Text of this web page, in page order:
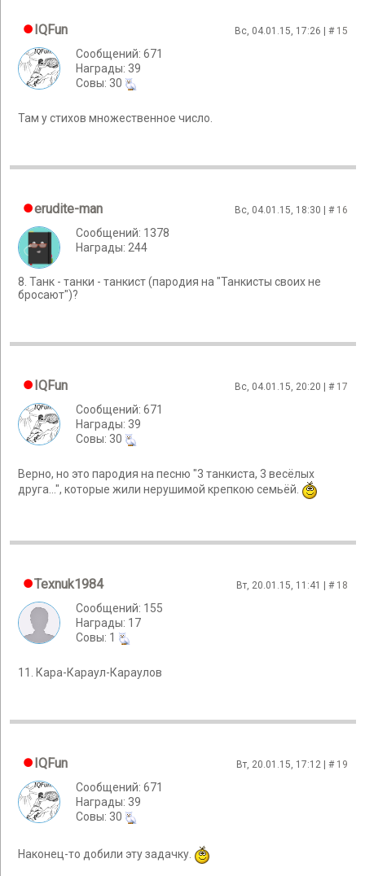
IQFun Вс, 04.01.15, 17:26 | # 15
Сообщений: 671
Награды: 39
Cовы: 30
Там у стихов множественное число.
erudite-man Вс, 04.01.15, 18:30 | # 16
Сообщений: 1378
Награды: 244
8. Танк - танки - танкист (пародия на "Танкисты своих не
бросают")?
IQFun Вс, 04.01.15, 20:20 | # 17
Сообщений: 671
Награды: 39
Cовы: 30
Верно, но это пародия на песню "3 танкиста, 3 весёлых
друга...", которые жили нерушимой крепкою семьёй.
Texnuk1984 Вт, 20.01.15, 11:41 | # 18
Сообщений: 155
Награды: 17
Cовы: 1
11. Кара-Караул-Караулов
IQFun Вт, 20.01.15, 17:12 | # 19
Сообщений: 671
Награды: 39
Cовы: 30
Наконец-то добили эту задачку.